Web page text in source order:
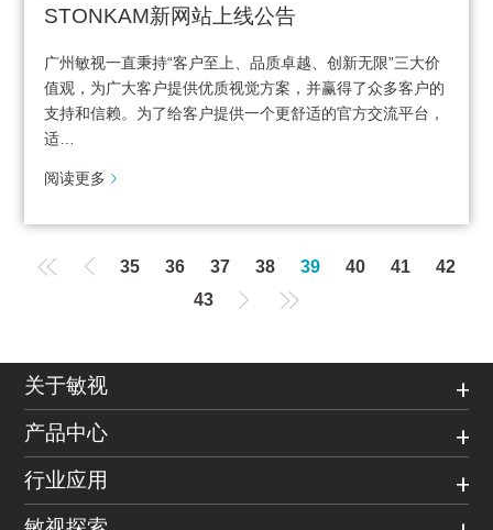
STONKAM新网站上线公告
广州敏视一直秉持“客户至上、品质卓越、创新无限”三大价
值观，为广大客户提供优质视觉方案，并赢得了众多客户的
支持和信赖。为了给客户提供一个更舒适的官方交流平台，
适…
阅读更多
35 36 37 38 39 40 41
42
43
关于敏视
产品中心
行业应用